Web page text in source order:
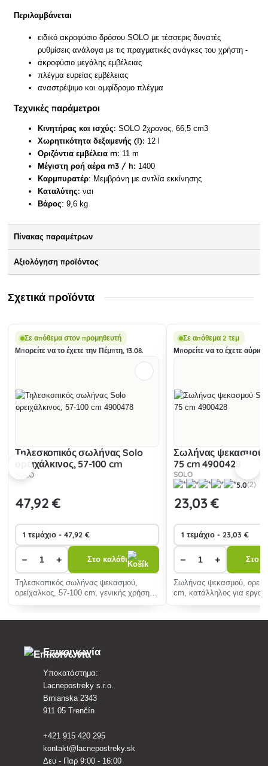
Περιλαμβάνεται
ειδικό ακροφύσιο δρόσου SOLO με τέσσερις δυνατές
ρυθμίσεις ανάλογα με τις πραγματικές ανάγκες του χρήστη -
ακροφύσιο μεγάλης εμβέλειας
πλέγμα ευρείας εμβέλειας
αναστρέψιμο και αμφίδρομο πλέγμα
Τεχνικές παράμετροι
Κινητήρας και ισχύς: SOLO 2χρονος, 66,5 cm3
Χωρητικότητα δεξαμενής (l): 12 l
Οριζόντια εμβέλεια m: 11 m
Μέγιστη ροή αέρα m3 / h: 1400
Καρμπυρατέρ: Μεμβράνη με αντλία εκκίνησης
Καταλύτης: ναι
Βάρος: 9,6 kg
Πίνακας παραμέτρων
Αξιολόγηση προϊόντος
Σχετικά προϊόντα
Σε απόθεμα στον προμηθευτή
Μπορείτε να το έχετε την Πέμπτη, 13.08.
Τηλεσκοπικός σωλήνας Solo
ορειχάλκινος, 57-100 cm
4900478
SOLO
47,92 €
− + Στο καλάθι
Τηλεσκοπικός σωλήνας ψεκασμού,
ορείχαλκος, 57-100 cm, γενικής χρήσης
Σε απόθεμα 2 τεμ
Μπορείτε να το έχετε αύριο,
Σωλήνας ψεκασμού
75 cm 4900428
SOLO
5.0(2)
23,03 €
− + Στο
Σωλήνας ψεκασμού,
cm, κατάλληλος για
Επικοινωνία
Υποκατάστημα:
Lacnepostreky s.r.o.
Brnianska 2343
911 05 Trenčín
+421 915 420 295
kontakt@lacnepostreky.sk
Δευ - Παρ 9:00 - 16:00